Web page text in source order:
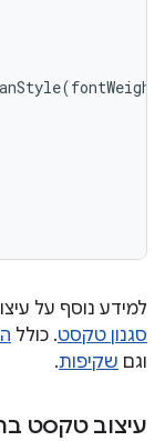
(fontWeight
למידע נוסף על
סגנון טקסט. כולל
וגם שקיפות.
עיצוב טקסט